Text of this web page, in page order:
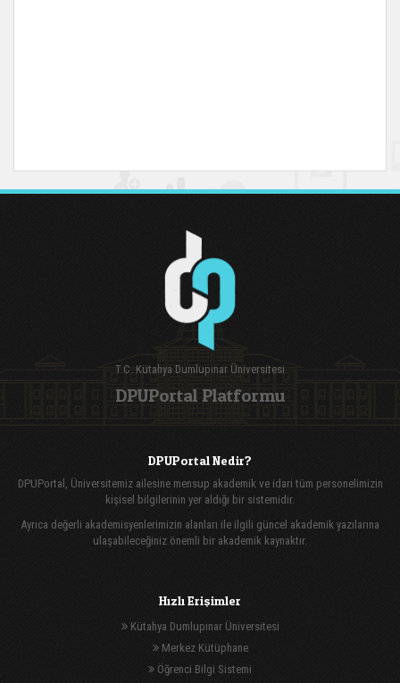
T.C. Kütahya Dumlupınar Üniversitesi
DPUPortal Platformu
DPUPortal Nedir?
DPUPortal, Üniversitemiz ailesine mensup akademik ve idari tüm personelimizin
kişisel bilgilerinin yer aldığı bir sistemidir.
Ayrıca değerli akademisyenlerimizin alanları ile ilgili güncel akademik yazılarına
ulaşabileceğiniz önemli bir akademik kaynaktır.
Hızlı Erişimler
Kütahya Dumlupınar Üniversitesi
Merkez Kütüphane
Öğrenci Bilgi Sistemi